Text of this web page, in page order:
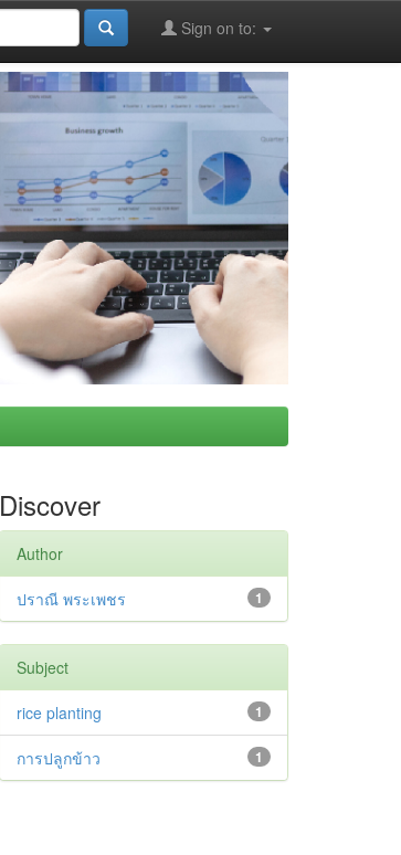
Sign on to:
Discover
Author
1
ปราณี พระเพชร
Subject
1
rice planting
1
การปลูกข้าว